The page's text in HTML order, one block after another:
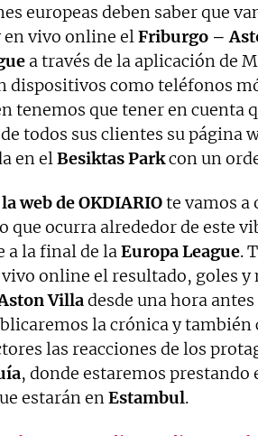
europeas deben saber que
vivo online elFriburgo –
a través de la aplicación de
dispositivos como teléfonos
tenemos que tener en cuenta
todos sus clientes su página
en elBesiktas Parkcon un
la web de OKDIARIOte vamos
que ocurra alrededor de este
a la final de laEuropa League.
online el resultado, goles
Villadesde una hora
la crónica y
las reacciones de los
, donde estaremos prestando
estarán enEstambul.